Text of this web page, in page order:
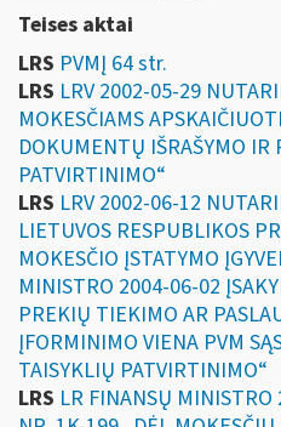
Teises aktai
LRS PVMĮ 64 str.
LRS LRV 2002-05-29
MOKESČIAMS
DOKUMENTŲ IŠRAŠYMO
PATVIRTINIMO“
LRS LRV 2002-06-12
LIETUVOS RESPUBLIKOS
MOKESČIO ĮSTATYMO
MINISTRO 2004-06-02
PREKIŲ TIEKIMO AR
ĮFORMINIMO VIENA PVM
TAISYKLIŲ PATVIRTINIMO“
LRS LR FINANSŲ